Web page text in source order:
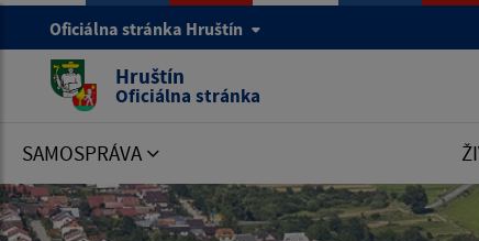
Oficiálna stránka Hruštín
Hruštín
Oficiálna stránka
SAMOSPRÁVA